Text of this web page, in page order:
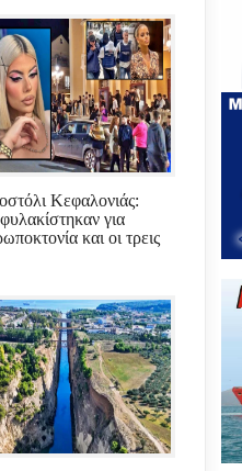
Κεφαλονιάς:
για
και οι τρεις